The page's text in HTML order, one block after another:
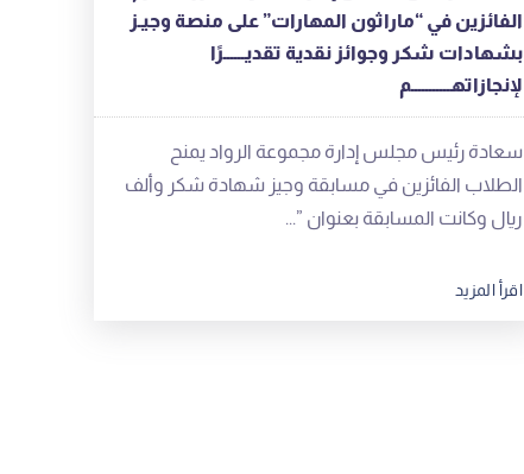
الفائزين في “ماراثون المهارات” على منصة وجيـز
بشهادات شكر وجوائز نقدية تقديــــــرًا
لإنجازاتهـــــــــــم
سعادة رئيس مجلس إدارة مجموعة الرواد يمنح
الطلاب الفائزين في مسابقة وجيز شهادة شكر وألف
ريال وكانت المسابقة بعنوان ”...
اقرأ المزيد